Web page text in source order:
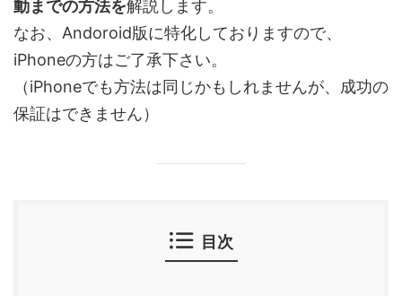
動までの方法を解説します。
なお、Andoroid版に特化しておりますので、
iPhoneの方はご了承下さい。
（iPhoneでも方法は同じかもしれませんが、成功の
保証はできません）
目次